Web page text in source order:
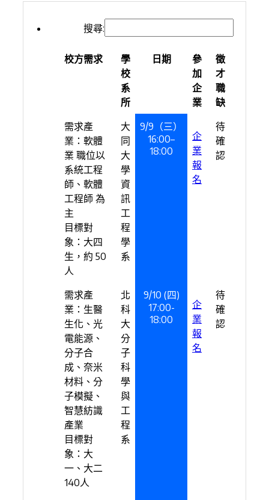
搜尋:
校方需求
學
校
系
所
日期
參
加
企
業
徵
才
職
缺
需求產
業：軟體
業 職位以
系統工程
師、軟體
工程師 為
主
目標對
象：大四
生，約 50
人
大
同
大
學
資
訊
工
程
學
系
9/9（三）
16:00–
18:00
企
業
報
名
待
確
認
需求產
業：生醫
生化、光
電能源、
分子合
成、奈米
材料、分
子模擬、
智慧紡識
產業
目標對
象：大
一、大二
140人
北
科
大
分
子
科
學
與
工
程
系
9/10 (四)
17:00-
18:00
企
業
報
名
待
確
認